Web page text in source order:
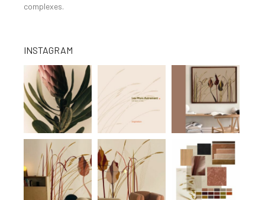
complexes.
INSTAGRAM